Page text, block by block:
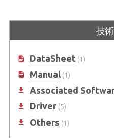
4 通道 24 位元的 128kS/s 動態訊號
擷取 USB 2.0 模組（可購買 OEM
技
DataSheet(1)
Manual(1)
Associated
Driver(5)
Others (1)